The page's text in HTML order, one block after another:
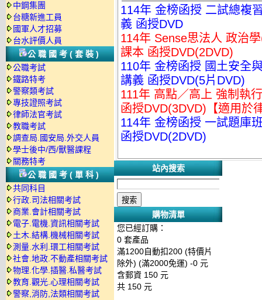
中鋼集團
台糖新進工員
國軍人才招募
台水評價人員
公職國考(套裝)
公職考試
鐵路特考
警察類考試
專技證照考試
律師法官考試
教職考試
調查局.國安局.外交人員
學士後中/西/獸醫課程
關務特考
公職國考(單科)
共同科目
行政.司法相關考試
商業.會計相關考試
電子.電機.資訊相關考試
土木.結構.機械相關考試
測量.水利.環工相關考試
社會.地政.不動產相關考試
物理.化學.插醫.私醫考試
教育.觀光.心理相關考試
警察,消防,法類相關考試
114年 金榜函授 二試總複
義 函授DVD
114年 Sense思法人 政治
課本 函授DVD(2DVD)
110年 金榜函授 國土安全
講義 函授DVD(5片DVD)
111年 高點／高上 強制執
函授DVD(3DVD)【適用於
114年 金榜函授 一試題庫
函授DVD(2DVD)
站內搜索
購物清單
您已經訂購：
0 套產品
滿1200自動扣200 (特價片
除外) (滿2000免運) -0 元
含郵資 150 元
共 150 元